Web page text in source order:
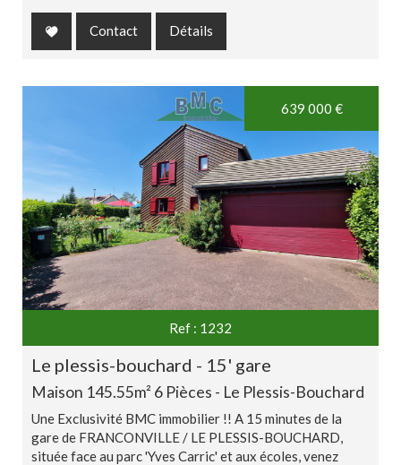
Contact Détails
639 000 €
Ref : 1232
le plessis-bouchard - 15' gare
Maison 145.55m² 6 Pièces - Le Plessis-Bouchard
Une Exclusivité BMC immobilier !! A 15 minutes de la
gare de FRANCONVILLE / LE PLESSIS-BOUCHARD,
située face au parc 'Yves Carric' et aux écoles, venez